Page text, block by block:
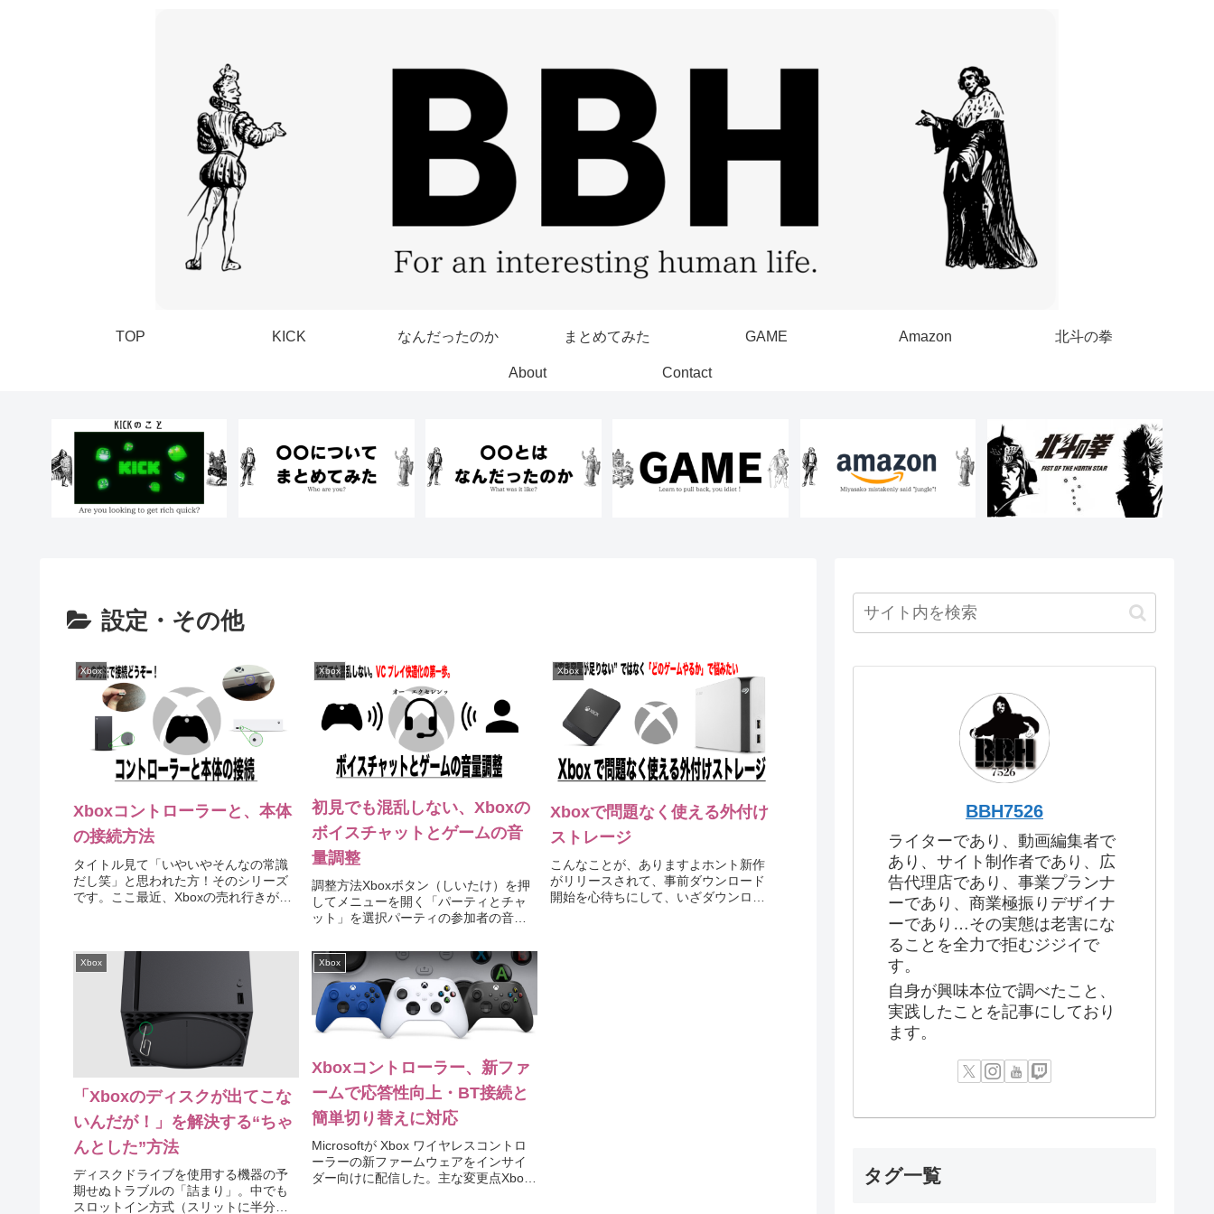
TOP KICK なんだったのか まとめてみた GAME Amazon 北斗の拳
About Contact
設定・その他
Xbox
Xboxコントローラーと、本体
の接続方法
タイトル見て「いやいやそんなの常識
だし笑」と思われた方！そのシリーズ
です。ここ最近、Xboxの売れ行きが多
らっしゃるようです。知ってしまえ...
Xbox
初見でも混乱しない、Xboxの
ボイスチャットとゲームの音
量調整
調整方法Xboxボタン（しいたけ）を押
してメニューを開く「パーティとチャ
ット」を選択パーティの参加者の音量
ドセットアダプターゆったり調整でき
るゲームならいいのですが、瞬時にパ
パッと調整しなければいけないゲー...
Xbox
Xboxで問題なく使える外付け
ストレージ
こんなことが、ありますよホント新作
がリリースされて、事前ダウンロード
開始を心待ちにして、いざダウンロー
Xbox
「Xboxのディスクが出てこな
いんだが！」を解決する“ちゃ
んとした”方法
ディスクドライブを使用する機器の予
期せぬトラブルの「詰まり」。中でも
スロットイン方式（スリットに半分差
Xbox
Xboxコントローラー、新ファ
ームで応答性向上・BT接続と
簡単切り替えに対応
Microsoftが Xbox ワイヤレスコントロ
ーラーの新ファームウェアをインサイ
ダー向けに配信した。主な変更点Xbox
BBH7526
ライターであり、動画編集者で
あり、サイト制作者であり、広
告代理店であり、事業プランナ
ーであり、商業極振りデザイナ
ーであり…その実態は老害にな
ることを全力で拒むジジイで
す。
自身が興味本位で調べたこと、
実践したことを記事にしており
ます。
タグ一覧